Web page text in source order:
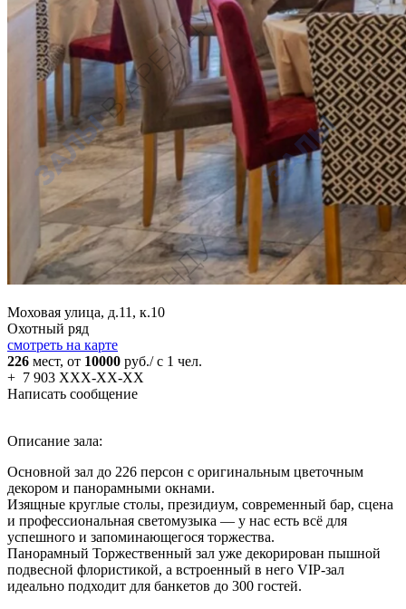
Моховая улица, д.11, к.10
Охотный ряд
смотреть на карте
226 мест, от 10000 руб./ с 1 чел.
+ 7 903 XXX-XX-XX
Написать сообщение
Описание зала:
Основной зал до 226 персон с оригинальным цветочным
декором и панорамными окнами.
Изящные круглые столы, президиум, современный бар, сцена
и профессиональная светомузыка — у нас есть всё для
успешного и запоминающегося торжества.
Панорамный Торжественный зал уже декорирован пышной
подвесной флористикой, а встроенный в него VIP-зал
идеально подходит для банкетов до 300 гостей.